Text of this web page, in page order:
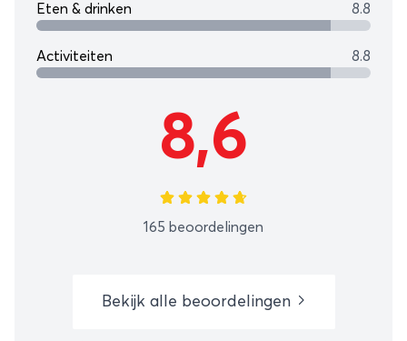
Eten & drinken 8.8
Activiteiten 8.8
8,6
165 beoordelingen
Bekijk alle beoordelingen